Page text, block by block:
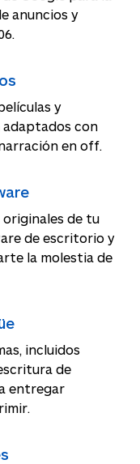
anuncios y
y
con
en off.
de tu
de escritorio y
la molestia de
incluidos
de
entregar